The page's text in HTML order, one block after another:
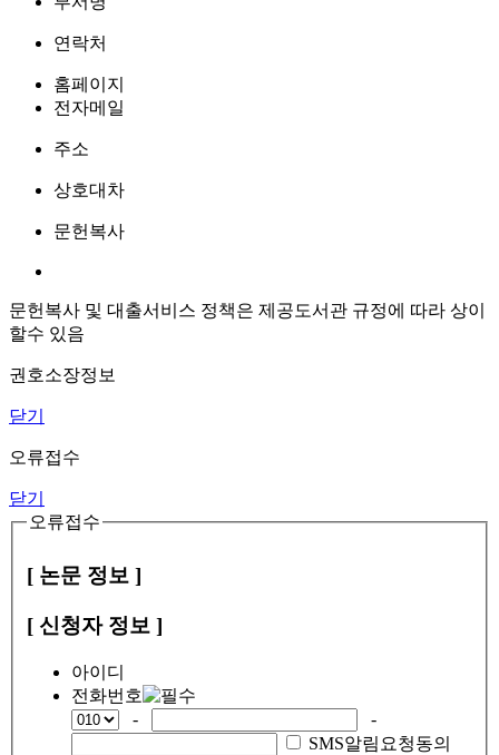
연락처
홈페이지
전자메일
주소
상호대차
문헌복사
문헌복사 및 대출서비스 정책은 제공도서관 규정에 따라 상이
할수 있음
권호소장정보
닫기
오류접수
닫기
오류접수
[ 논문 정보 ]
[ 신청자 정보 ]
아이디
전화번호
-
-
SMS알림요청동의